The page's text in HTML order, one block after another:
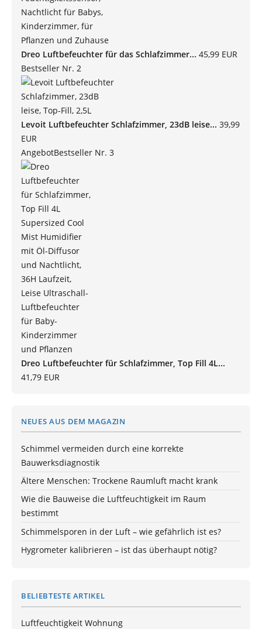
Dreo Luftbefeuchter für das Schlafzimmer... 45,99 EUR
Bestseller Nr. 2
Levoit Luftbefeuchter Schlafzimmer, 23dB leise... 39,99
EUR
AngebotBestseller Nr. 3
Dreo Luftbefeuchter für Schlafzimmer, Top Fill 4L...
41,79 EUR
NEUES AUS DEM MAGAZIN
Schimmel vermeiden durch eine korrekte
Bauwerksdiagnostik
Ältere Menschen: Trockene Raumluft macht krank
Wie die Bauweise die Luftfeuchtigkeit im Raum
bestimmt
Schimmelsporen in der Luft – wie gefährlich ist es?
Hygrometer kalibrieren – ist das überhaupt nötig?
BELIEBTESTE ARTIKEL
Luftfeuchtigkeit Wohnung